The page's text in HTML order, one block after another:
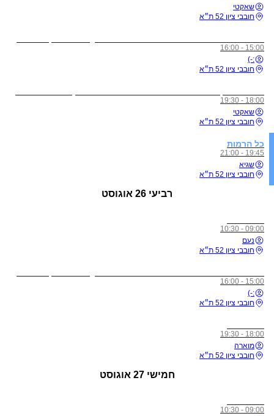
שאקטי
חובבי ציון 52 ת״א
15:00 - 16:00
:-)
חובבי ציון 52 ת״א
18:00 - 19:30
שאקטי
חובבי ציון 52 ת״א
כל הרמות
19:45 - 21:00
שגיא
חובבי ציון 52 ת״א
רביעי 26 אוגוסט
09:00 - 10:30
נעם
חובבי ציון 52 ת״א
15:00 - 16:00
:-)
חובבי ציון 52 ת״א
18:00 - 19:30
מוארה
חובבי ציון 52 ת״א
חמישי 27 אוגוסט
09:00 - 10:30